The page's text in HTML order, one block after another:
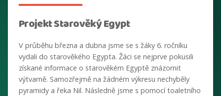
Projekt Starověký Egypt
V průběhu března a dubna jsme se s žáky 6. ročníku
vydali do starověkého Egypta. Žáci se nejprve pokusili
získané informace o starověkém Egyptě znázornit
výtvarně. Samozřejmě na žádném výkresu nechyběly
pyramidy a řeka Nil. Následně jsme s pomocí toaletního